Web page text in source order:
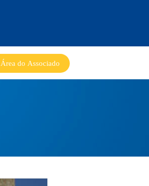
Área do Associado